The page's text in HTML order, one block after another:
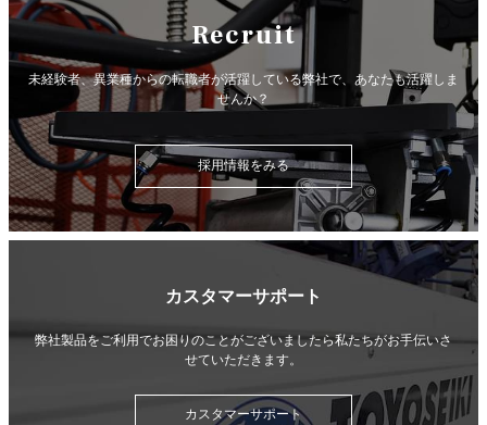
Recruit
未経験者、異業種からの転職者が活躍している弊社で、 あなたも活躍しま
せんか？
採用情報をみる
カスタマーサポート
弊社製品をご利用でお困りのことがございましたら私たちがお手伝いさ
せていただきます。
カスタマーサポート